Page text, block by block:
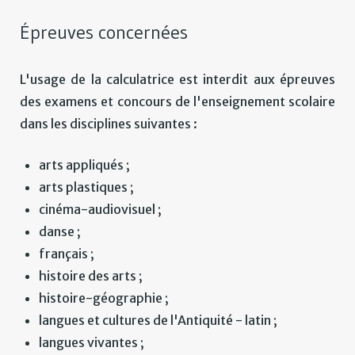
Épreuves concernées
L'usage de la calculatrice est interdit aux épreuves
des examens et concours de l'enseignement scolaire
dans les disciplines suivantes :
arts appliqués ;
arts plastiques ;
cinéma-audiovisuel ;
danse ;
français ;
histoire des arts ;
histoire-géographie ;
langues et cultures de l'Antiquité - latin ;
langues vivantes ;